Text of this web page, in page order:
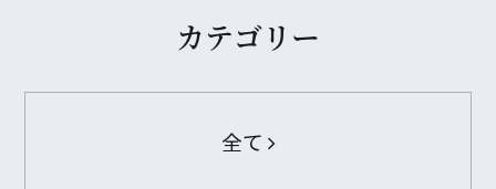
カテゴリー
全て